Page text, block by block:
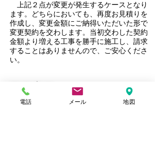
上記２点が変更が発生するケースとなり
ます。どちらにおいても、再度お見積りを
作成し、変更金額にご納得いただいた形で
変更契約を交わします。当初交わした契約
金額より増える工事を勝手に施工し、請求
することはありませんので、ご安心くださ
い。
工事完了
電話 メール 地図